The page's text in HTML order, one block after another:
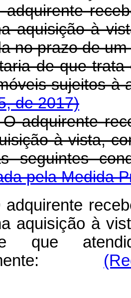
adquirente
aquisição à
no prazo de
de que
de 2017)
adquirente
à vista,
as seguintes
pela Medida
adquirente
aquisição à
que